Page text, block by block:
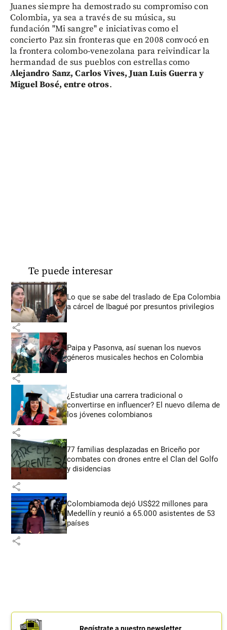
Juanes siempre ha demostrado su compromiso con
Colombia, ya sea a través de su música, su
fundación "Mi sangre" e iniciativas como el
concierto Paz sin fronteras que en 2008 convocó en
la frontera colombo-venezolana para reivindicar la
hermandad de sus pueblos con estrellas como
Alejandro Sanz, Carlos Vives, Juan Luis Guerra y
Miguel Bosé, entre otros.
Te puede interesar
Lo que se sabe del traslado de Epa Colombia
a cárcel de Ibagué por presuntos privilegios
share
Paipa y Pasonva, así suenan los nuevos
géneros musicales hechos en Colombia
share
¿Estudiar una carrera tradicional o
convertirse en influencer? El nuevo dilema de
los jóvenes colombianos
share
77 familias desplazadas en Briceño por
combates con drones entre el Clan del Golfo
y disidencias
share
Colombiamoda dejó US$22 millones para
Medellín y reunió a 65.000 asistentes de 53
países
share
Regístrate a nuestro newsletter